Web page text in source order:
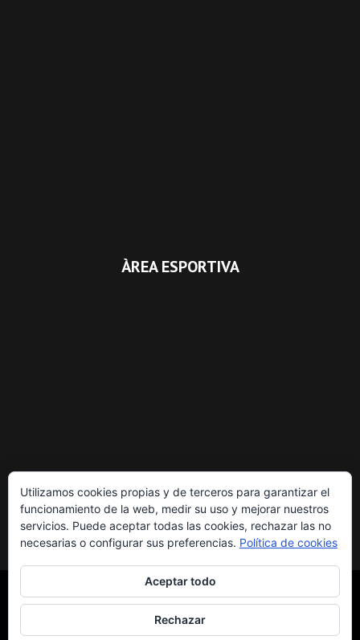
ÀREA ESPORTIVA
Copyright © 2026PENYA BLAUGRANA
Utilizamos cookies propias y de terceros para garantizar el
funcionamiento de la web, medir su uso y mejorar nuestros
servicios. Puede aceptar todas las cookies, rechazar las no
necesarias o configurar sus preferencias. Política de cookies
Aceptar todo
Rechazar